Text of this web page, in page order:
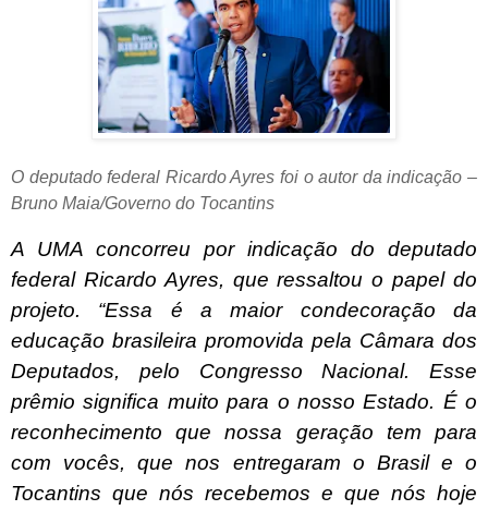
O deputado federal Ricardo Ayres foi o autor da indicação –
Bruno Maia/Governo do Tocantins
A UMA concorreu por indicação do deputado
federal Ricardo Ayres, que ressaltou o papel do
projeto. “Essa é a maior condecoração da
educação brasileira promovida pela Câmara dos
Deputados, pelo Congresso Nacional. Esse
prêmio significa muito para o nosso Estado. É o
reconhecimento que nossa geração tem para
com vocês, que nos entregaram o Brasil e o
Tocantins que nós recebemos e que nós hoje